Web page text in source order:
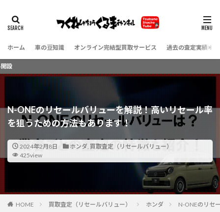
ホーム 車の豆知識 オンライン完結型買取サービス 過去の査定実績（
N-ONEのリセールバリューを解説！高いリセール率
を狙うための方法もあります！
2024年2月8日 ホンダ, 買取査定（リセールバリュー）
425view
HOME 買取査定（リセールバリュー） ホンダ N-ONEのリセ